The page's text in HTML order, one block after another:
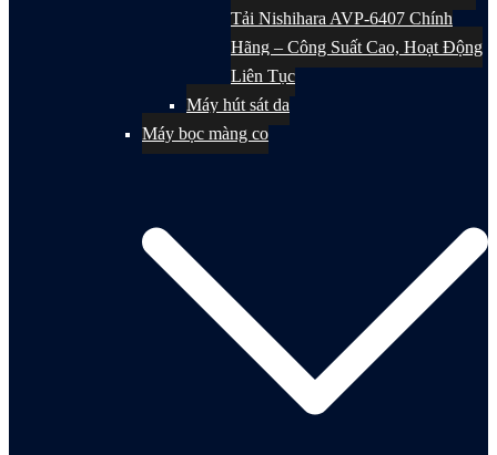
Tải Nishihara AVP-6407 Chính
Hãng – Công Suất Cao, Hoạt Động
Liên Tục
Máy hút sát da
Máy bọc màng co